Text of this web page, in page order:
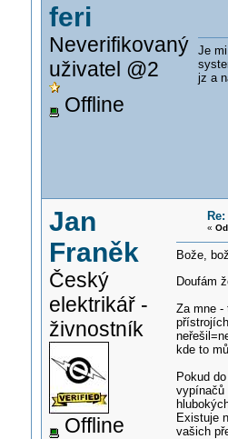
feri
Neverifikovaný
uživatel @2
Offline
Je
jz a
Jan
Franěk
Český
elektrikář -
živnostník
Offline
«
Bože,
Doufám
Za mne -
kde to
Pokud
vypínačů
Existuje
vašich